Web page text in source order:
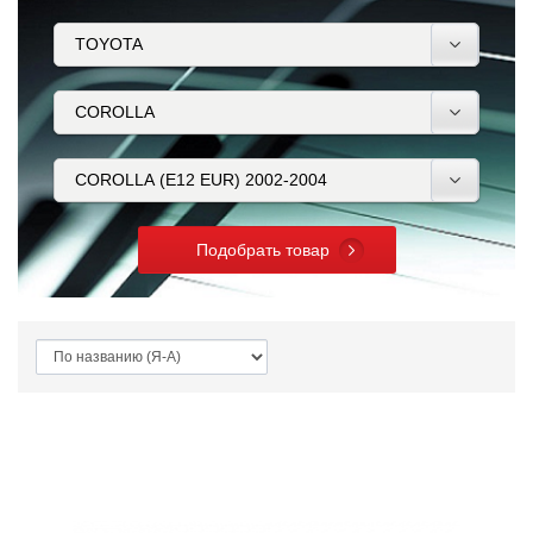
Подобрать товар